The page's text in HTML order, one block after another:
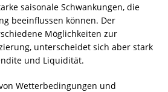
saisonale Schwankungen, die
beeinflussen können. Der
Möglichkeiten zur
unterscheidet sich aber stark
und Liquidität.
Wetterbedingungen und